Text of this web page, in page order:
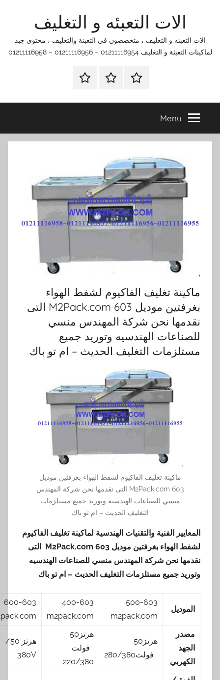
الات التعبئه و التغليف
التعبئه و التغليف ، متخصصون في التعبئة والتغليف ، محتوي جبد
التعبئة و التغليف 01211116954 – 01211116956 – 01211116958
الرئيسيةاتصل
اتـصـل
في
التي
Menu
ماكينة تغليف الفاكيوم لشفط الهواء
بغرفتين موديل 603 M2Pack.com التى
نقدمها نحن شركة المهندس منسي
للصناعات الهندسيه وتوريد جميع
مستلزمات التغليف الحديث – ام تو باك
ماكينة تغليف الفاكيوم لشفط الهواء بغرفتين موديل
603 M2Pack.com التى نقدمها نحن شركة المهندس
منسي للصناعات الهندسيه وتوريد جميع مستلزمات
التغليف الحديث – ام تو باك
المعايير الفنية والتقنيات الهندسية لماكينة تغليف الفاكيوم
لشفط الهواء بغرفتين موديل 603
التى
نقدمها نحن شركة المهندس منسي للصناعات الهندسيه
وتوريد جميع مستلزمات التغليف الحديث – ام تو باك
الموديل
500-603
m2pack.com
400-603
m2pack.com
600-603
m2pack.com
مصدر
الكهربي
هرتز50
فولت280/380
هرتز50
فولت
220/380
هرتز 50/
380V